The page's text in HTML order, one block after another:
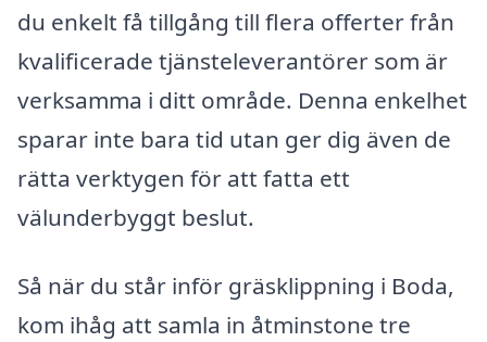
du enkelt få tillgång till flera offerter från
kvalificerade tjänsteleverantörer som är
verksamma i ditt område. Denna enkelhet
sparar inte bara tid utan ger dig även de
rätta verktygen för att fatta ett
välunderbyggt beslut.
Så när du står inför gräsklippning i Boda,
kom ihåg att samla in åtminstone tre